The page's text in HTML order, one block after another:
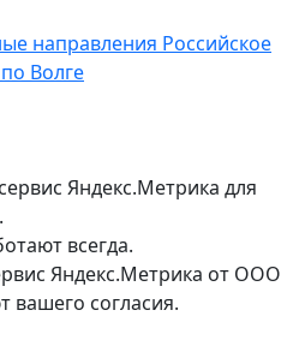
направления Российское
Волге
Яндекс.Метрика для
всегда.
Яндекс.Метрика от ООО
вашего согласия.